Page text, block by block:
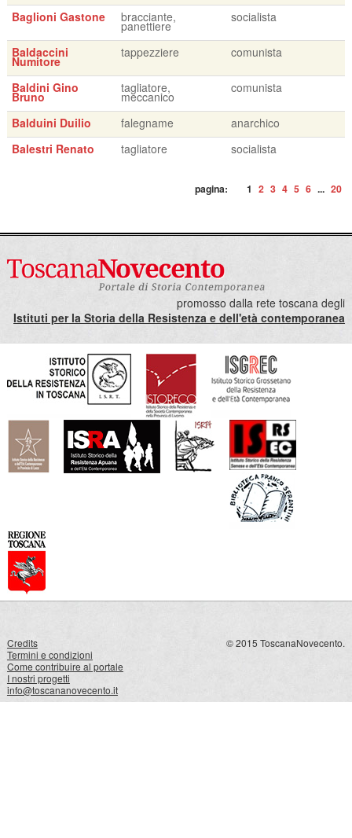
Baglioni Gastone
bracciante,
panettiere
socialista
Baldaccini
Numitore
tappezziere comunista
Baldini Gino
Bruno
tagliatore,
meccanico
comunista
Balduini Duilio falegname
anarchico
Balestri Renato
tagliatore socialista
pagina: 1 2 3 4 5 6 ... 20
promosso dalla rete toscana degli
Istituti per la Storia della Resistenza e dell'età contemporanea
Credits
Termini e condizioni
Come contribuire al portale
I nostri progetti
info@toscananovecento.it
© 2015 ToscanaNovecento.